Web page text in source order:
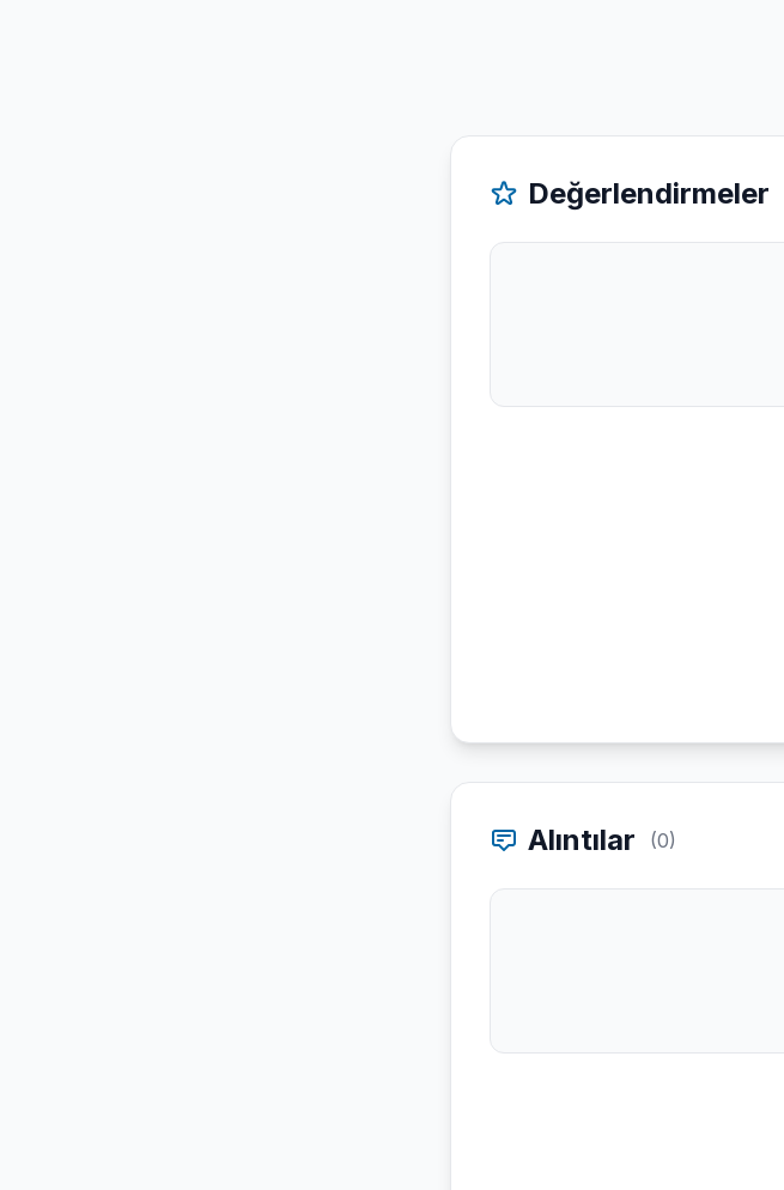
Değerlendirmeler
Alıntılar (0)